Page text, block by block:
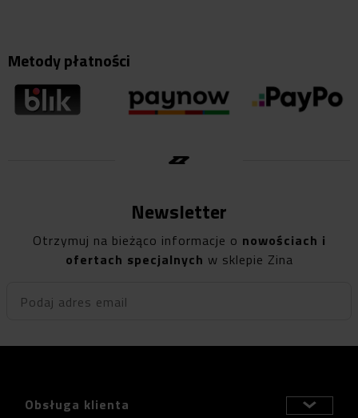
Metody płatności
Newsletter
Otrzymuj na bieżąco informacje o nowościach i
ofertach specjalnych w sklepie Zina
Podaj adres email
Obsługa klienta